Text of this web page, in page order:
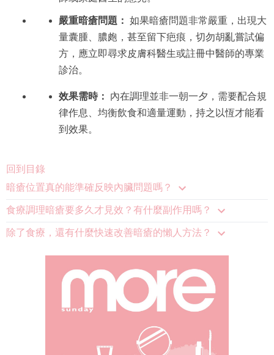
嚴重暗瘡問題：
如果暗瘡問題非常嚴重，出現大
量囊腫、膿皰，甚至留下疤痕，切勿胡亂嘗試偏
方，應立即尋求皮膚科醫生或註冊中醫師的專業
診治。
效果需時：
內在調理並非一朝一夕，需要配合規
律作息、均衡飲食和適量運動，持之以恆才能看
到效果。
回到目錄
暗瘡位置真的能準確反映內臟問題嗎？
食療調理暗瘡要多久才見效？有什麼副作用嗎？
除了食療，還有什麼快速改善暗瘡的懶人方法？